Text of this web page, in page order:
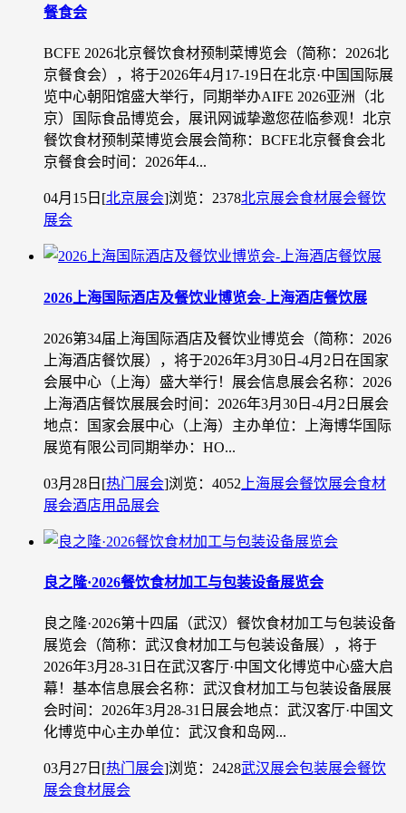
餐食会
BCFE 2026北京餐饮食材预制菜博览会（简称：2026北
京餐食会），将于2026年4月17-19日在北京·中国国际展
览中心朝阳馆盛大举行，同期举办AIFE 2026亚洲（北
京）国际食品博览会，展讯网诚挚邀您莅临参观！北京
餐饮食材预制菜博览会展会简称：BCFE北京餐食会北
京餐食会时间：2026年4...
04月15日 [北京展会]浏览：2378北京展会食材展会餐饮
展会
2026上海国际酒店及餐饮业博览会-上海酒店餐饮展
2026第34届上海国际酒店及餐饮业博览会（简称：2026
上海酒店餐饮展），将于2026年3月30日-4月2日在国家
会展中心（上海）盛大举行！展会信息展会名称：2026
上海酒店餐饮展展会时间：2026年3月30日-4月2日展会
地点：国家会展中心（上海）主办单位：上海博华国际
展览有限公司同期举办：HO...
03月28日 [热门展会]浏览：4052 上海展会餐饮展会食材
展会酒店用品展会
良之隆·2026餐饮食材加工与包装设备展览会
良之隆·2026第十四届（武汉）餐饮食材加工与包装设备
展览会（简称：武汉食材加工与包装设备展），将于
2026年3月28-31日在武汉客厅·中国文化博览中心盛大启
幕！基本信息展会名称：武汉食材加工与包装设备展展
会时间：2026年3月28-31日展会地点：武汉客厅·中国文
化博览中心主办单位：武汉食和岛网...
03月27日 [热门展会]浏览：2428武汉展会包装展会餐饮
展会食材展会